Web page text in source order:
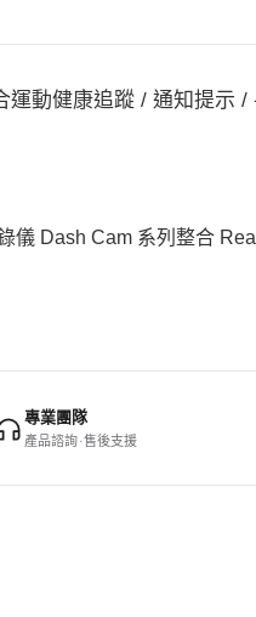
動健康追蹤 / 通知提示 /
儀 Dash Cam 系列整合
專業團隊
產品諮詢 · 售後支援